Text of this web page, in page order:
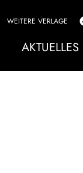
WEITERE VERLAGE
AKTUELLES